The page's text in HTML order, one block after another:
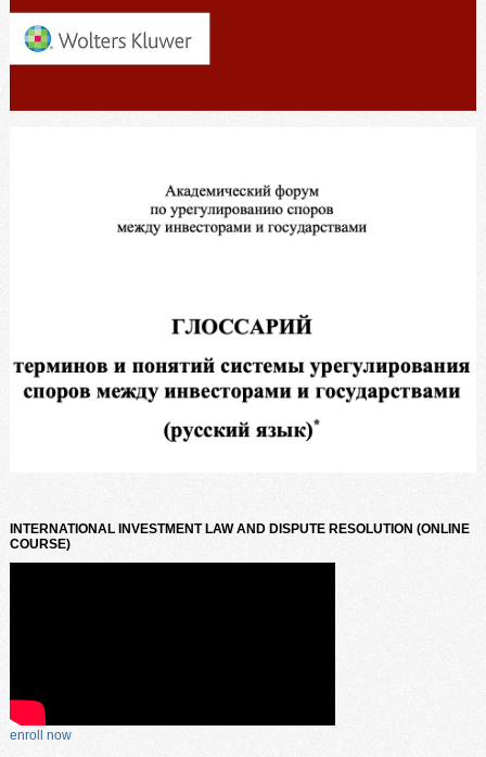
INTERNATIONAL INVESTMENT LAW AND DISPUTE RESOLUTION (ONLINE
COURSE)
enroll now